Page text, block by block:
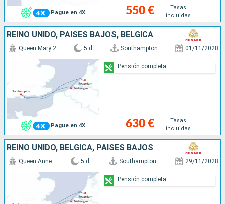
Pague en 4X 550 €
Tasas
incluidas
REINO UNIDO, PAISES BAJOS, BÉLGICA
Pague en 4X
Queen Mary 2 5 d Southampton 01/11/2028
630 €
Tasas
incluidas
Pensión completa
REINO UNIDO, BÉLGICA, PAISES BAJOS
Queen Anne 5 d Southampton 29/11/2028
Pensión completa